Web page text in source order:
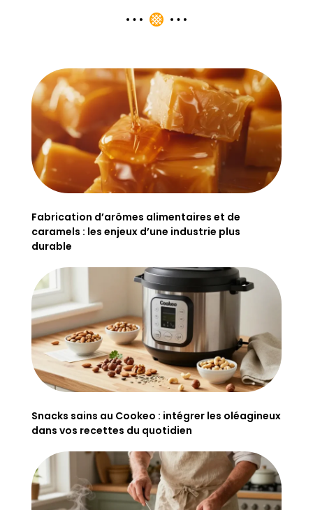
Fabrication d’arômes alimentaires et de
caramels : les enjeux d’une industrie plus
durable
Snacks sains au Cookeo : intégrer les oléagineux
dans vos recettes du quotidien